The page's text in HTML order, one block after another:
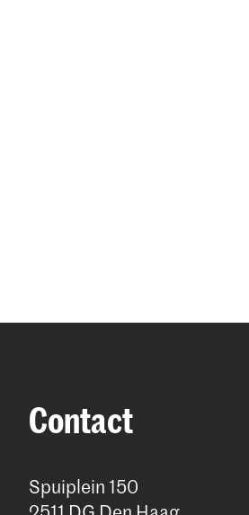
Contact
Spuiplein 150